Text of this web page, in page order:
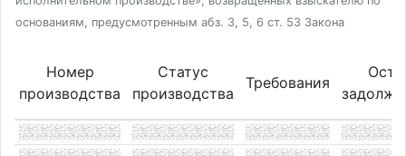
основаниям, предусмотренным абз. 3, 5, 6 ст. 53 Закона
Номер
производства
Статус
производства
Требования